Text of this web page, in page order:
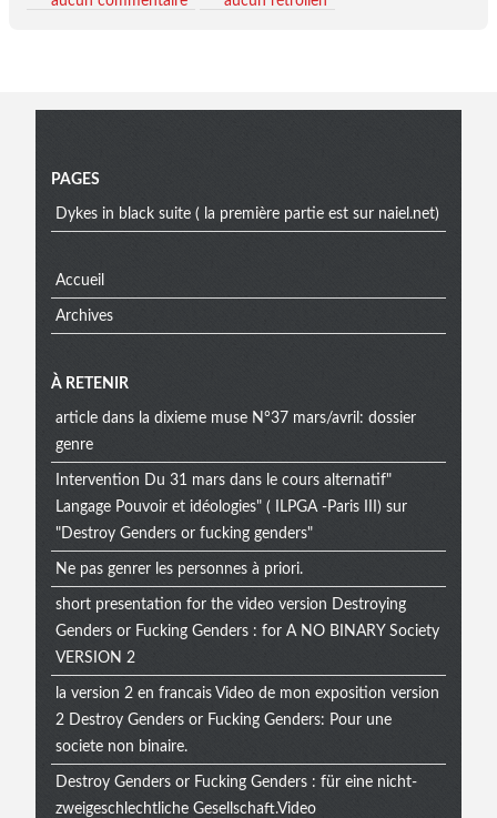
Menu
PAGES
Dykes in black suite ( la première partie est sur naiel.net)
Accueil
Archives
À RETENIR
article dans la dixieme muse N°37 mars/avril: dossier
genre
Intervention Du 31 mars dans le cours alternatif"
Langage Pouvoir et idéologies" ( ILPGA -Paris III) sur
"Destroy Genders or fucking genders"
Ne pas genrer les personnes à priori.
short presentation for the video version Destroying
Genders or Fucking Genders : for A NO BINARY Society
VERSION 2
la version 2 en francais Video de mon exposition version
2 Destroy Genders or Fucking Genders: Pour une
societe non binaire.
Destroy Genders or Fucking Genders : für eine nicht-
zweigeschlechtliche Gesellschaft.Video